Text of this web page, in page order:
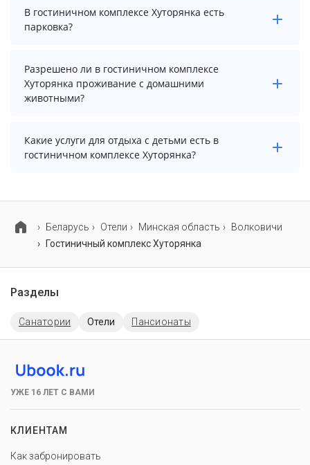
Да. Всего на территории гостиничного комплекса
Хуторянка бассейнов: 2. А именно: бассейн, открытый
плавательный бассейн. Более точную информацию
В гостиничном комплексе Хуторянка есть
парковка?
В гостиничном комплексе Хуторянка есть парковка,
уточните информацию перед бронированием у
менеджера, возможно, услуга оплачивается отдельно.
Разрешено ли в гостиничном комплексе
Хуторянка проживание с домашними
животными?
Проживание с домашними животными разрешено.
Однако, это может оплачиваться дополнительно.
Какие услуги для отдыха с детьми есть в
гостиничном комплексе Хуторянка?
Беларусь Отели Минская область
Волковичи
Гостиничный комплекс Хуторянка
Разделы
Санатории Отели Пансионаты
УЖЕ 16 ЛЕТ С ВАМИ
КЛИЕНТАМ
Как забронировать